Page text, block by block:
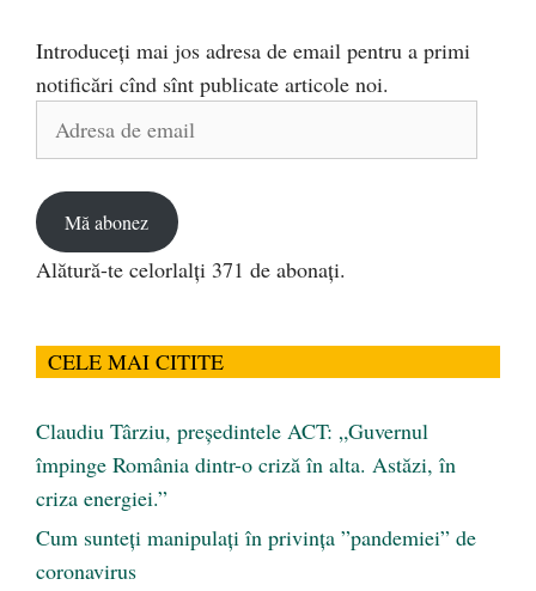
Introduceți mai jos adresa de email pentru a primi
notificări cînd sînt publicate articole noi.
Adresa
Mă abonez
Alătură-te celorlalți 371 de abonați.
CELE MAI CITITE
Claudiu Târziu, președintele ACT: „Guvernul
împinge România dintr-o criză în alta. Astăzi, în
criza energiei.”
Cum sunteți manipulați în privința ”pandemiei” de
coronavirus